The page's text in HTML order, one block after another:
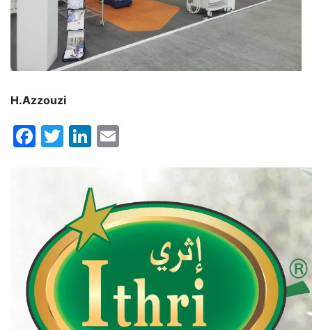
H.Azzouzi
Facebook
TwitterLinkedIn